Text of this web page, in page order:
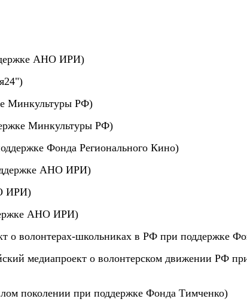
АНО ИРИ)
Минкультуры РФ)
Минкультуры РФ)
Фонда Регионального Кино)
АНО ИРИ)
ИРИ)
АНО ИРИ)
о волонтерах-школьниках в РФ при поддержке
медиапроект о волонтерском движении РФ
поколении при поддержке Фонда Тимченко)